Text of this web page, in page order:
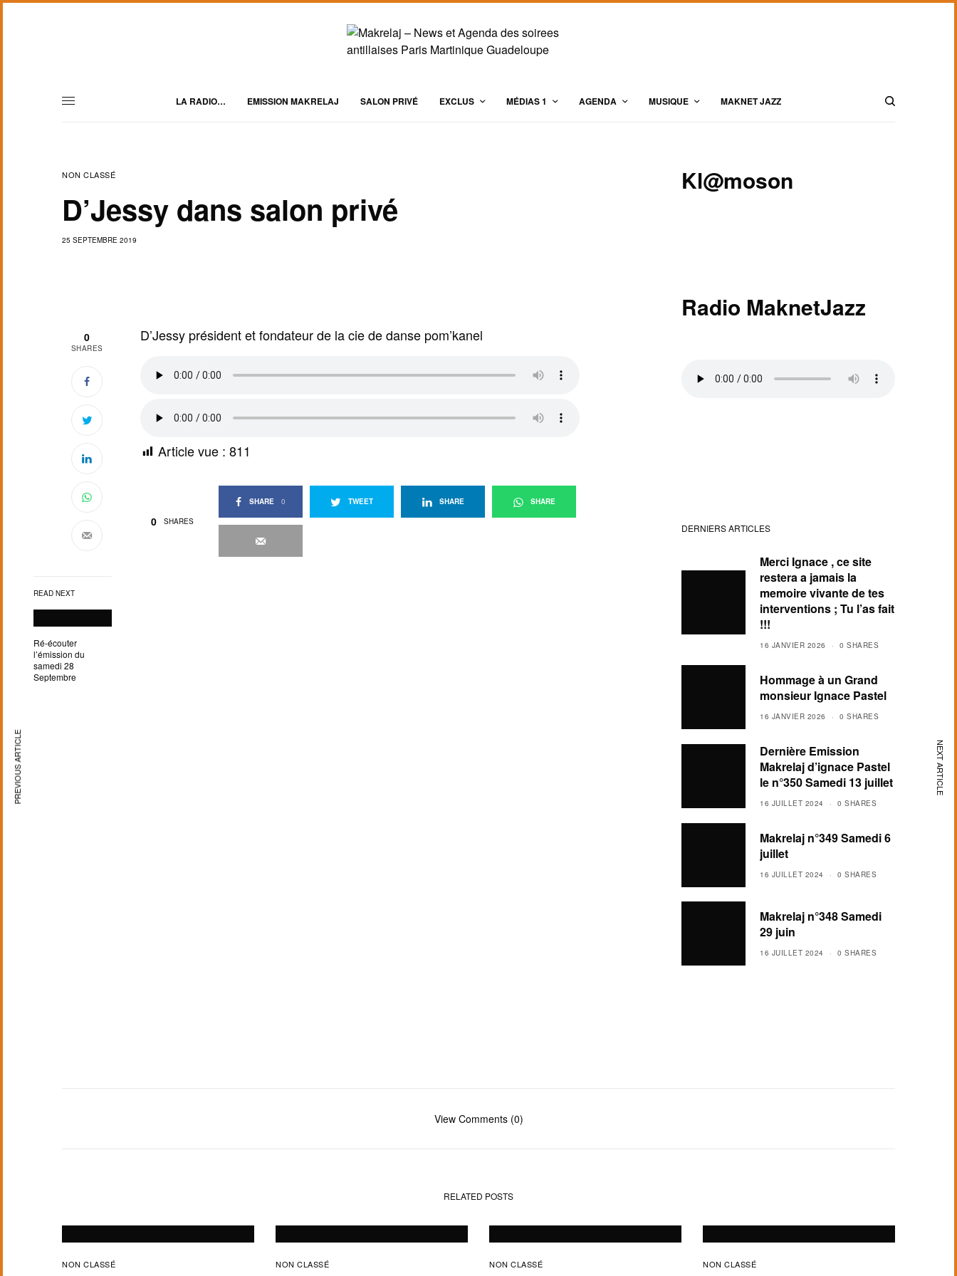
LA RADIO… EMISSION MAKRELAJ SALON PRIVÉ EXCLUS MÉDIAS 1 AGENDA MUSIQUE MAKNET JAZZ
NON CLASSÉ
D’Jessy dans salon privé
25 SEPTEMBRE 2019
0
SHARES
READ NEXT
Ré-écouter
l’émission du
samedi 28
Septembre
D’Jessy président et fondateur de la cie de danse pom’kanel
Article vue : 811
0 SHARES
SHARE 0 TWEET SHARE SHARE
Kl@moson
Radio MaknetJazz
DERNIERS ARTICLES
Merci Ignace , ce site
restera a jamais la
memoire vivante de tes
interventions ; Tu l’as fait
!!!
16 JANVIER 2026 0 SHARES
Hommage à un Grand
monsieur Ignace Pastel
16 JANVIER 2026 0 SHARES
Dernière Emission
Makrelaj d’ignace Pastel
le n°350 Samedi 13 juillet
16 JUILLET 2024 0 SHARES
Makrelaj n°349 Samedi 6
juillet
16 JUILLET 2024 0 SHARES
Makrelaj n°348 Samedi
29 juin
16 JUILLET 2024 0 SHARES
PREVIOUS ARTICLE NEXT ARTICLE
View Comments (0)
RELATED POSTS
NON CLASSÉ NON CLASSÉ NON CLASSÉ NON CLASSÉ